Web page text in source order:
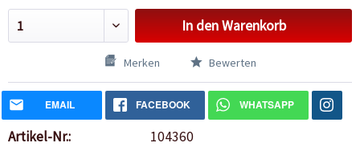
In denWarenkorb
Merken Bewerten
EMAIL FACEBOOK WHATSAPP
Artikel-Nr.: 104360